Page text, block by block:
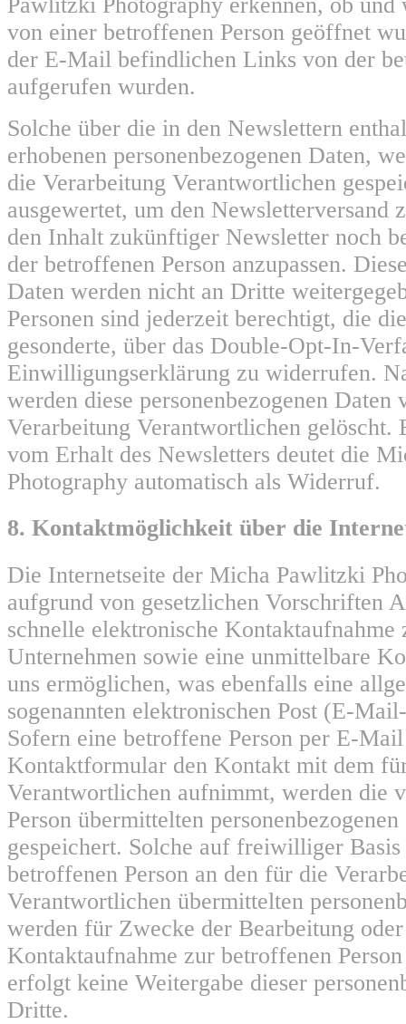
von einer betroffenen Person geöffnet
der E-Mail befindlichen Links von der
aufgerufen wurden.
Solche über die in den Newslettern
erhobenen personenbezogenen Daten,
die Verarbeitung Verantwortlichen
ausgewertet, um den Newsletterversand
den Inhalt zukünftiger Newsletter noch
der betroffenen Person anzupassen.
Daten werden nicht an Dritte
Personen sind jederzeit berechtigt, die
gesonderte, über das Double-Opt-In-
Einwilligungserklärung zu widerrufen.
werden diese personenbezogenen Daten
Verarbeitung Verantwortlichen gelöscht.
vom Erhalt des Newsletters deutet die
Photography automatisch als Widerruf.
8. Kontaktmöglichkeit über die
Die Internetseite der Micha Pawlitzki
aufgrund von gesetzlichen Vorschriften
schnelle elektronische Kontaktaufnahme
Unternehmen sowie eine unmittelbare
uns ermöglichen, was ebenfalls eine
sogenannten elektronischen Post (E-
Sofern eine betroffene Person per E-
Kontaktformular den Kontakt mit dem
Verantwortlichen aufnimmt, werden die
Person übermittelten
gespeichert. Solche auf freiwilliger
betroffenen Person an den für die
Verantwortlichen übermittelten
werden für Zwecke der Bearbeitung
Kontaktaufnahme zur betroffenen
erfolgt keine Weitergabe dieser
Dritte.